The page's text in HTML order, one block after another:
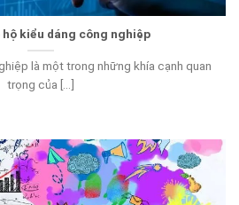
hộ kiểu dáng công nghiệp
là một trong những khía cạnh quan
trọng của [...]